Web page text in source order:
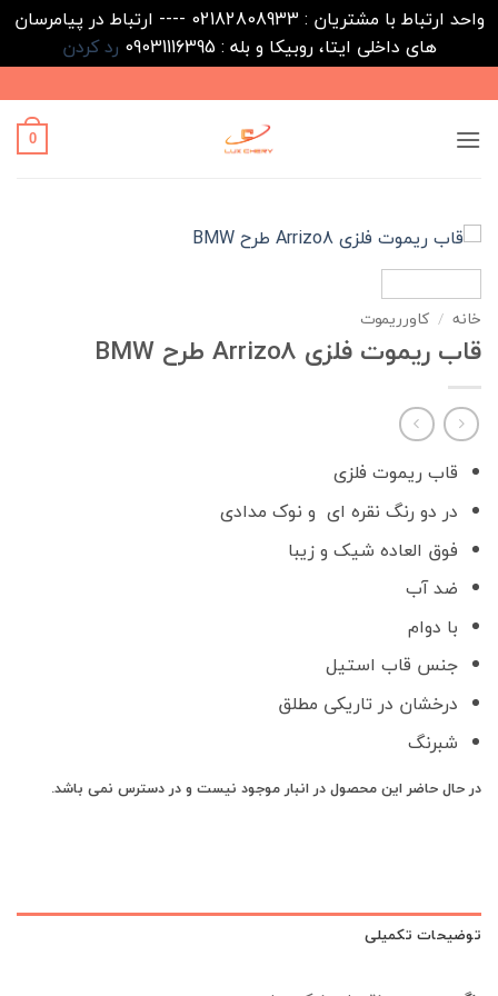
واحد ارتباط با مشتریان : 02182808933 ---- ارتباط در پیامرسان
های داخلی ایتا، روبیکا و بله : 09031116395
رد کردن
to
content
0
خانه / کاورریموت
قاب ریموت فلزی Arrizo8 طرح BMW
قاب ریموت فلزی
در دو رنگ نقره ای و نوک مدادی
فوق العاده شیک و زیبا
ضد آب
با دوام
جنس قاب استیل
درخشان در تاریکی مطلق
شبرنگ
در حال حاضر این محصول در انبار موجود نیست و در دسترس نمی باشد.
توضیحات تکمیلی